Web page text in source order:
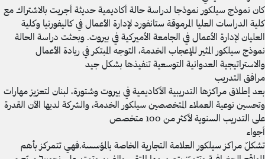
كان نموذج سيلكور نموذجا لدراسة حالة أكاديمية حديثة أجريت بالاشتراك مع
كلية الدراسات العليا المرموقة ستانفورد لإدارة الأعمال في كاليفورنيا وكلية
العليان لإدارة الأعمال في الجامعة الأميركية في بيروت. وبحثت دراسة الحالة
نموذج سيلكور المثير للإعجاب الخدمة، التوجه المبتكر في ريادة الأعمال
والاستراتيجية العدوانية التوسعية تنفيذها بشكل جيد
مرافق التدريب
بعد إطلاق مراكزها التدريبية الأكاديمية في بيروت وشتورة، لبنان لتعزيز مهارات
وتحسين نوعية العملاء المتخصصين سيلكور الخدمة، والشركة لديها الآن القدرة
على التدريب السنوية لأكثر من 100 متخصص
أجواء
تشكلّ مراكز سيلكور العلامة التجارية الخاصة بالمؤسسة.فهي تتمركز بأهم